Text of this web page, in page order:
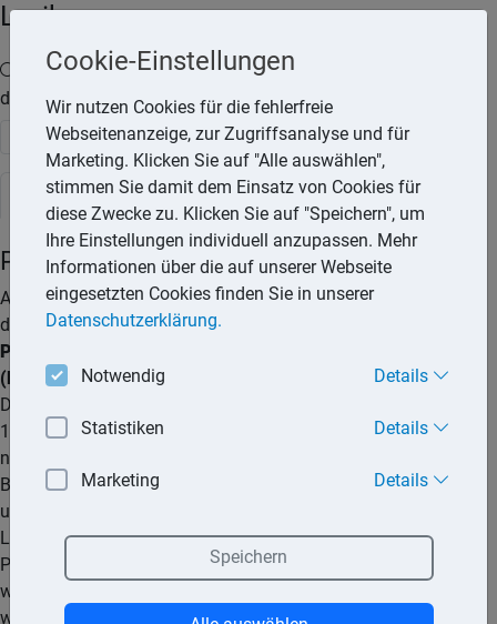
Lexika
Volltext-Suche in
den Lexika
Suchen
Steuerlexikon
Pflegestufen
Am 13.11.2015 wurde
das
Zweite
Pflegestärkungsgesetz
(PSG II)beschlossen.
Das Gesetz trat am
1.1.2016 in Kraft, das
neue
Begutachtungsverfahren
und die Umstellung der
Leistungsbeträge der
Pflegeversicherung
wurden zum 1.1.2017
wirksam.
Cookie-Einstellungen
Wir nutzen Cookies für die fehlerfreie
Webseitenanzeige, zur Zugriffsanalyse und für
Marketing. Klicken Sie auf "Alle auswählen",
stimmen Sie damit dem Einsatz von Cookies für
diese Zwecke zu. Klicken Sie auf "Speichern", um
Ihre Einstellungen individuell anzupassen. Mehr
Informationen über die auf unserer Webseite
eingesetzten Cookies finden Sie in unserer
Datenschutzerklärung.
Notwendig Details
Statistiken Details
Marketing Details
Speichern